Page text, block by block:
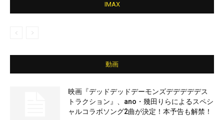
IMAX
動画
映画『デッドデッドデーモンズデデデデデス
トラクション』、ano・幾田りらによるスペシ
ャルコラボソング2曲が決定！本予告も解禁！